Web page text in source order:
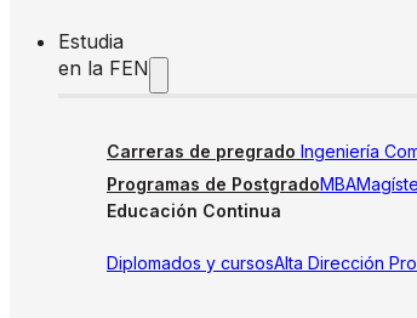
Estudia
en la FEN
Carreras de pregrado Ingeniería
Programas de PostgradoMBA
Educación Continua
Diplomados y cursosAlta Dirección